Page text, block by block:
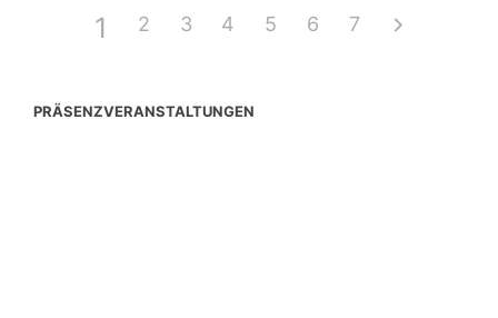
1 2 3 4 5 6 7
PRÄSENZVERANSTALTUNGEN